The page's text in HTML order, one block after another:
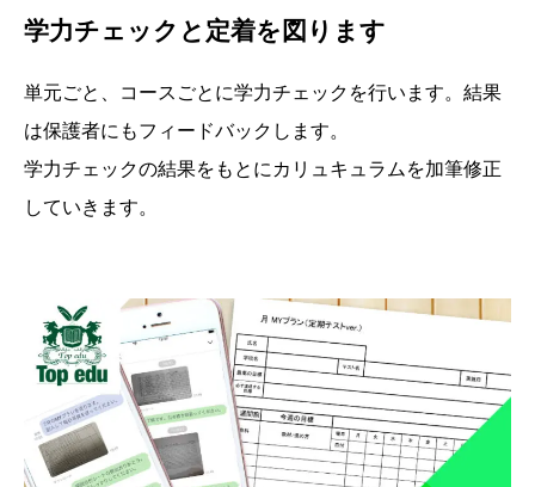
学力チェックと定着を図ります
単元ごと、コースごとに学力チェックを行います。結果
は保護者にもフィードバックします。
学力チェックの結果をもとにカリュキュラムを加筆修正
していきます。